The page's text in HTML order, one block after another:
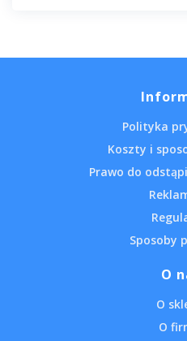
Polityka
Koszty i
Prawo do
Sposoby
O
O
O